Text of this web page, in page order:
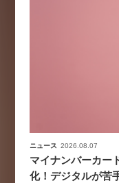
ニュース 2026.08.07
マイナンバーカー
化！デジタルが苦